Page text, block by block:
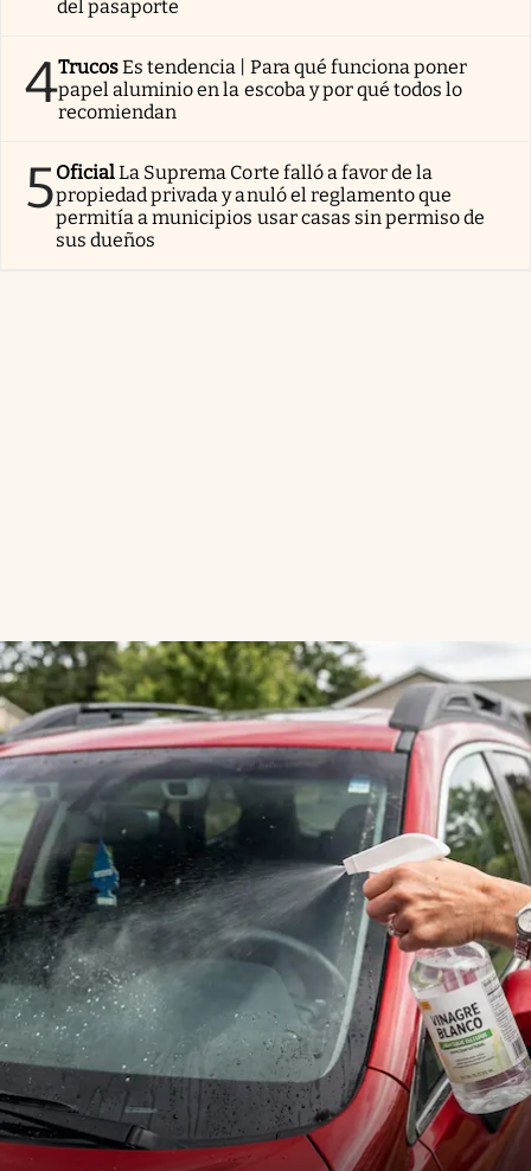
del pasaporte
4TrucosEs tendencia | Para qué funciona poner
papel aluminio en la escoba y por qué todos lo
recomiendan
5OficialLa Suprema Corte falló a favor de la
propiedad privada y anuló el reglamento que
permitía a municipios usar casas sin permiso de
sus dueños